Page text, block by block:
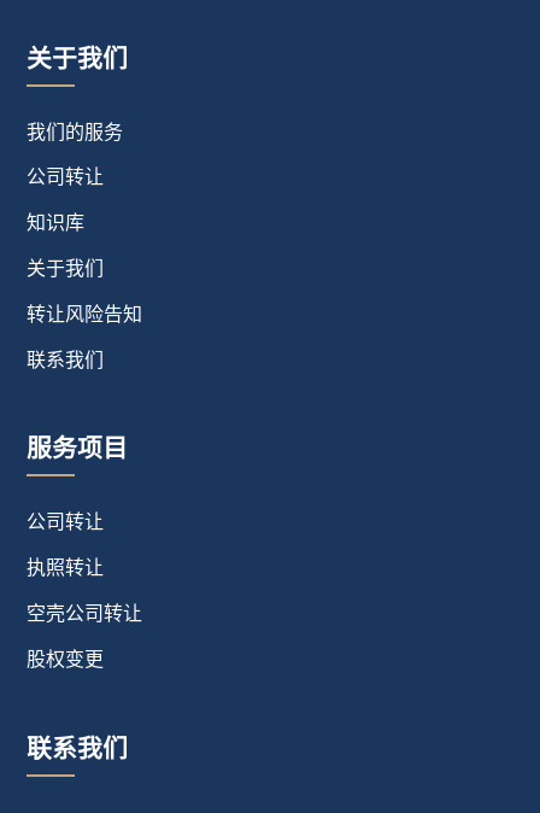
关于我们
我们的服务
公司转让
知识库
关于我们
转让风险告知
联系我们
服务项目
公司转让
执照转让
空壳公司转让
股权变更
联系我们